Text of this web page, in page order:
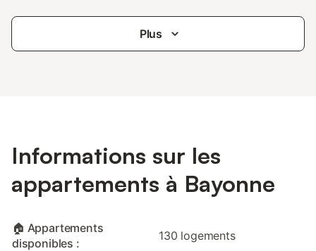
Plus
Informations sur les
appartements à Bayonne
🏠 Appartements
disponibles :
130 logements